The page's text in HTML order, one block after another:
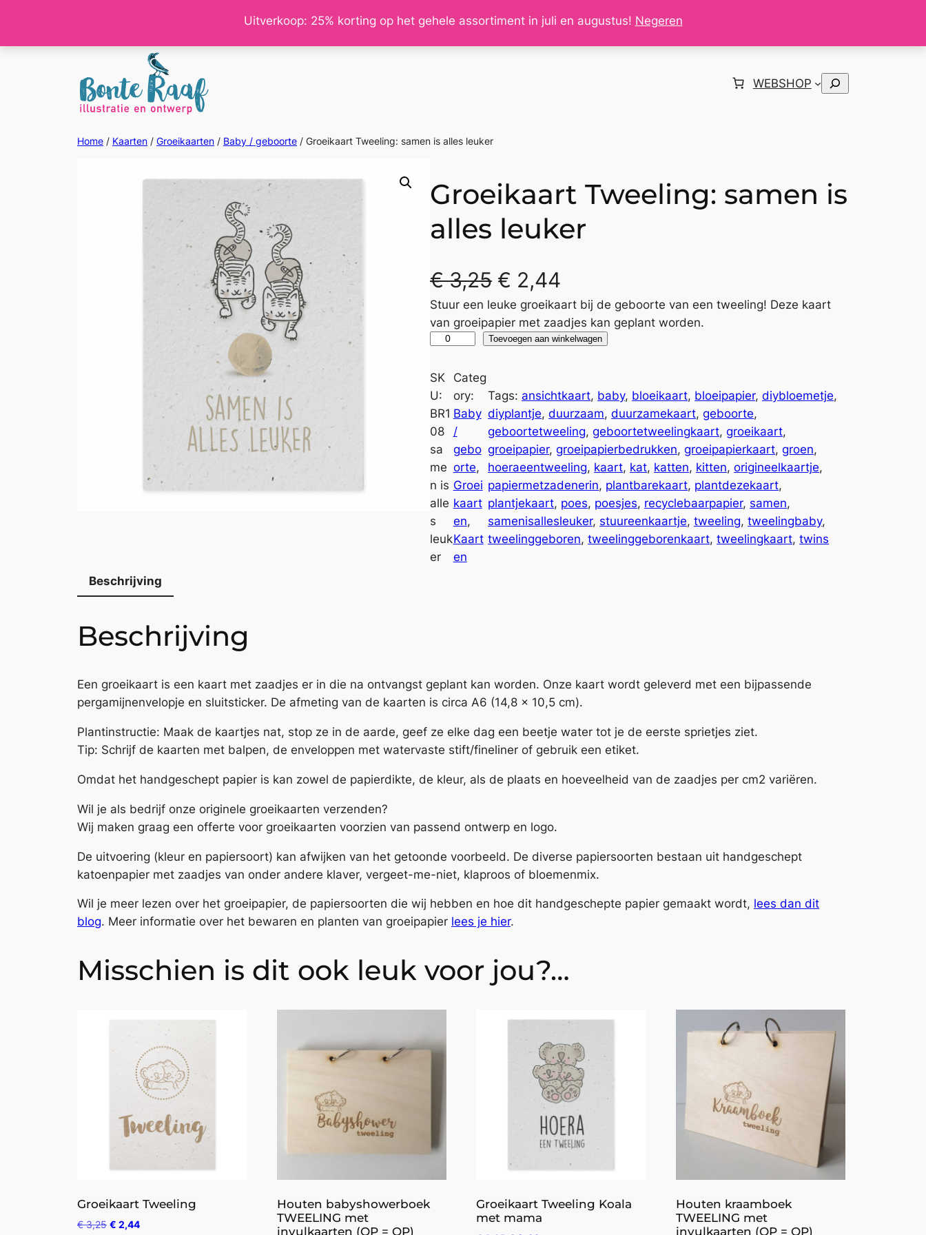
Uitverkoop: 25% korting op het gehele assortiment in juli en augustus! Negeren
de
WEBSHOP
Zoeken
Home / Kaarten / Groeikaarten / Baby / geboorte / Groeikaart Tweeling: samen is alles leuker
Groeikaart Tweeling: samen is
alles leuker
€3,25 € 2,44
Stuur een leuke groeikaart bij de geboorte van een tweeling! Deze kaart
van groeipapier met zaadjes kan geplant worden.
o
e
i
k
a
a
r
t
T
w
e
s
a
e
n
s
l
e
s
u
e
r
n
t
Toevoegen aan winkelwagen
t
e
r
n
a
t
i
v
e
:
SK
U:
BR1
08
sa
me
n is
alle
s
leuk
er
Categ
ory:
Baby
/
gebo
orte
Groei
kaart
en
Kaart
en
Tags: ansichtkaart, baby, bloeikaart, bloeipapier, diybloemetje
diyplantje, duurzaam, duurzamekaart, geboorte
geboortetweeling, geboortetweelingkaart, groeikaart
groeipapier, groeipapierbedrukken, groeipapierkaart, groen
hoeraeentweeling, kaart, kat, katten, kitten, origineelkaartje
papiermetzadenerin, plantbarekaart, plantdezekaart
plantjekaart, poes, poesjes, recyclebaarpapier, samen
samenisallesleuker, stuureenkaartje, tweeling, tweelingbaby
tweelinggeboren, tweelinggeborenkaart, tweelingkaart, twins
Beschrijving
Beschrijving
Een groeikaart is een kaart met zaadjes er in die na ontvangst geplant kan worden. Onze kaart wordt geleverd met een bijpassende
pergamijnenvelopje en sluitsticker. De afmeting van de kaarten is circa A6 (14,8 x 10,5 cm).
Plantinstructie: Maak de kaartjes nat, stop ze in de aarde, geef ze elke dag een beetje water tot je de eerste sprietjes ziet.
Tip: Schrijf de kaarten met balpen, de enveloppen met watervaste stift/fineliner of gebruik een etiket.
Omdat het handgeschept papier is kan zowel de papierdikte, de kleur, als de plaats en hoeveelheid van de zaadjes per cm2 variëren.
Wil je als bedrijf onze originele groeikaarten verzenden?
Wij maken graag een offerte voor groeikaarten voorzien van passend ontwerp en logo.
De uitvoering (kleur en papiersoort) kan afwijken van het getoonde voorbeeld. De diverse papiersoorten bestaan uit handgeschept
katoenpapier met zaadjes van onder andere klaver, vergeet-me-niet, klaproos of bloemenmix.
Wil je meer lezen over het groeipapier, de papiersoorten die wij hebben en hoe dit handgeschepte papier gemaakt wordt, lees dan dit
blog. Meer informatie over het bewaren en planten van groeipapier lees je hier.
Misschien is dit ook leuk voor jou?…
Groeikaart Tweeling
€3,25 € 2,44
Houten babyshowerboek
TWEELING met
invulkaarten (OP = OP)
Groeikaart Tweeling Koala
met mama
Houten kraamboek
TWEELING met
invulkaarten (OP = OP)